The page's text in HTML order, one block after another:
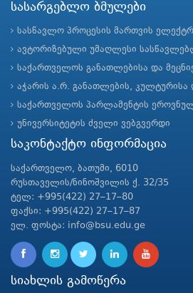
სასარგებლო ბმულები
სასწავლო პროცესის მართვის
ავტორიზებული უმაღლესი
საქართველოს განათლებისა და
აჭარის ა.რ. განათლების, კულტურისა
საქართველოს პარლამენტის
უნივერსიტეტის ძველი ვებგვერდი
საკონტაქტო ინფორმაცია
საქართველო, ბათუმი, 6010
რუსთაველის/ნინოშვილის ქ. 32/35
ტელ: +995(422) 27–17–80
ფაქსი: +995(422) 27–17–87
ელ. ფოსტა: info@bsu.edu.ge
სიახლის გამოწერა